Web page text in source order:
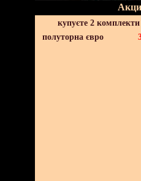
купуєте 2
полуторна євро